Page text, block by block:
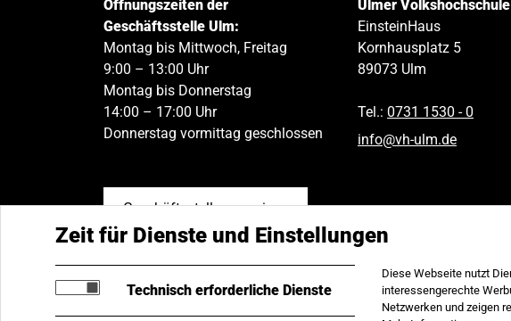
Öffnungszeiten der
Geschäftsstelle Ulm:
Montag bis Mittwoch, Freitag
9:00 – 13:00 Uhr
Montag bis Donnerstag
14:00 – 17:00 Uhr
Donnerstag vormittag geschlossen
Geschäftsstellen anzeigen
Ulmer Volkshochschule
EinsteinHaus
Kornhausplatz 5
89073 Ulm
Tel.: 0731 1530 ‑ 0
info@vh-ulm.de